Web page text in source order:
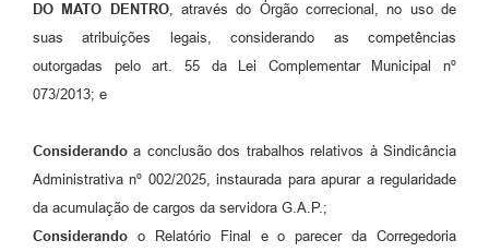
Audiências Públicas
Arquivos para Download
Galeria de Vídeos
Projetos
Contas Públicas
DO MATO DENTRO, através do Órgão correcional, no uso de
suas atribuições legais, considerando as competências
outorgadas pelo art. 55 da Lei Complementar Municipal nº
073/2013; e
Considerando a conclusão dos trabalhos relativos à Sindicância
Administrativa nº 002/2025, instaurada para apurar a regularidade
da acumulação de cargos da servidora G.A.P.;
Considerando o Relatório Final e o parecer da Corregedoria